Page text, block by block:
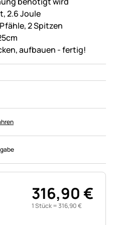
2.6 Joule
2 Spitzen
aufbauen - fertig!
316,90€
1 Stück =316,90€